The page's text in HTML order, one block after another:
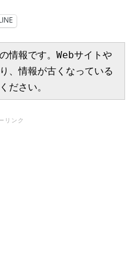
情報です。Webサイトや
、情報が古くなっている
ださい。
リンク